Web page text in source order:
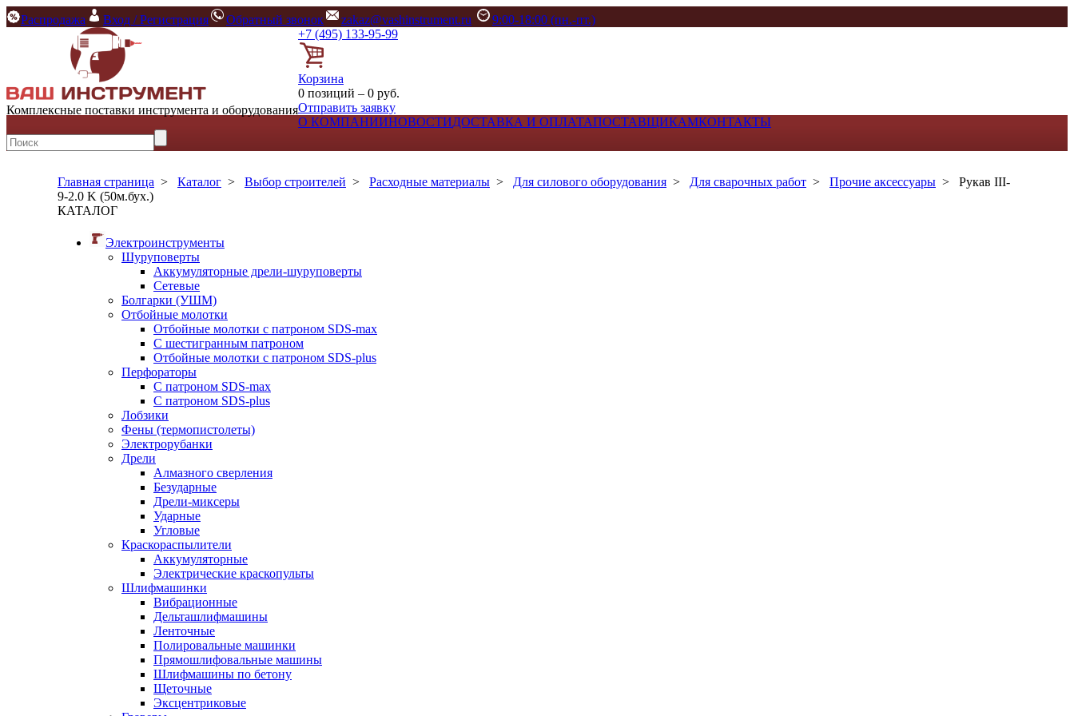
Распродажа Вход / Регистрация Обратный звонок zakaz@vashinstrument.ru 9:00-18:00 (пн.-пт.)
Комплексные поставки инструмента и оборудования
+7 (495) 133-95-99
Корзина
0 позиций – 0 руб.
Отправить заявку
О КОМПАНИИНОВОСТИДОСТАВКА И ОПЛАТАПОСТАВЩИКАМКОНТАКТЫ
Главная страница > Каталог > Выбор строителей > Расходные материалы > Для силового оборудования > Для сварочных работ > Прочие аксессуары > Рукав III-
9-2.0 K (50м.бух.)
КАТАЛОГ
Электроинструменты
Шуруповерты
Аккумуляторные дрели-шуруповерты
Сетевые
Болгарки (УШМ)
Отбойные молотки
Отбойные молотки с патроном SDS-max
С шестигранным патроном
Отбойные молотки с патроном SDS-plus
Перфораторы
С патроном SDS-max
С патроном SDS-plus
Лобзики
Фены (термопистолеты)
Электрорубанки
Дрели
Алмазного сверления
Безударные
Дрели-миксеры
Ударные
Угловые
Краскораспылители
Аккумуляторные
Электрические краскопульты
Шлифмашинки
Вибрационные
Дельташлифмашины
Ленточные
Полировальные машинки
Прямошлифовальные машины
Шлифмашины по бетону
Щеточные
Эксцентриковые